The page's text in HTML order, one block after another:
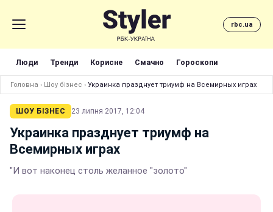
rbc.ua
Люди Тренди Корисне Смачно Гороскопи
Головна › Шоу бізнес › Украинка празднует триумф на Всемирных играх
ШОУ БІЗНЕС 23 липня 2017, 12:04
Украинка празднует триумф на
Всемирных играх
"И вот наконец столь желанное "золото"